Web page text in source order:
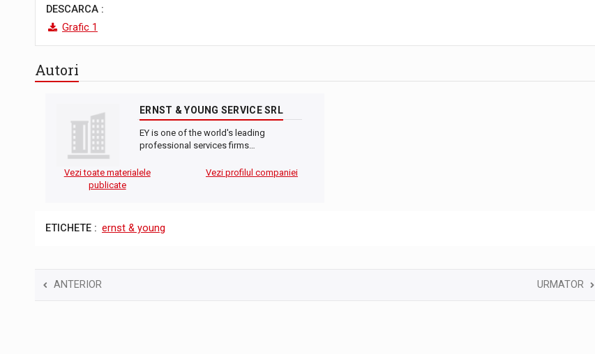
DESCARCA :
Grafic 1
Autori
ERNST & YOUNG SERVICE SRL
EY is one of the world's leading
professional services firms…
Vezi toate materialele
publicate
Vezi profilul companiei
ETICHETE : ernst & young
ANTERIOR URMATOR